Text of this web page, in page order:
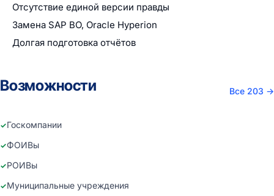
Отсутствие единой версии правды
Замена SAP BO, Oracle Hyperion
Долгая подготовка отчётов
Возможности Все 203 →
Госкомпании
ФОИВы
РОИВы
Муниципальные учреждения